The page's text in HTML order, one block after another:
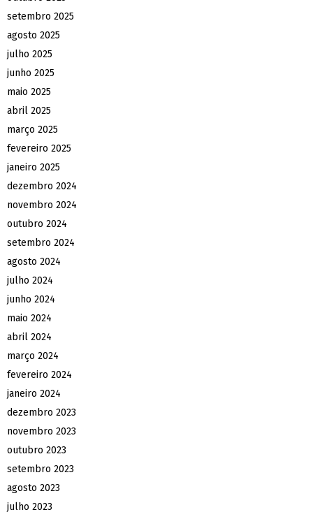
setembro 2025
agosto 2025
julho 2025
junho 2025
maio 2025
abril 2025
março 2025
fevereiro 2025
janeiro 2025
dezembro 2024
novembro 2024
outubro 2024
setembro 2024
agosto 2024
julho 2024
junho 2024
maio 2024
abril 2024
março 2024
fevereiro 2024
janeiro 2024
dezembro 2023
novembro 2023
outubro 2023
setembro 2023
agosto 2023
julho 2023